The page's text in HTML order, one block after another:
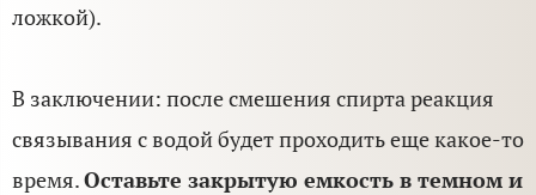
ложкой).
В заключении: после смешения спирта реакция
связывания с водой будет проходить еще какое-то
время.Оставьте закрытую емкость в темном и